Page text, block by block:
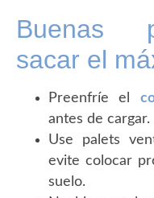
Buenas
sacar el
Preenfríe el
antes de cargar.
Use palets
evite colocar
suelo.